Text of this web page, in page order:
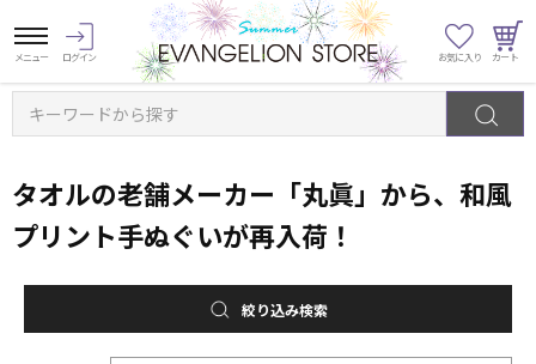
キーワードから探す
タオルの老舗メーカー「丸眞」から、和風
プリント手ぬぐいが再入荷！
絞り込み検索